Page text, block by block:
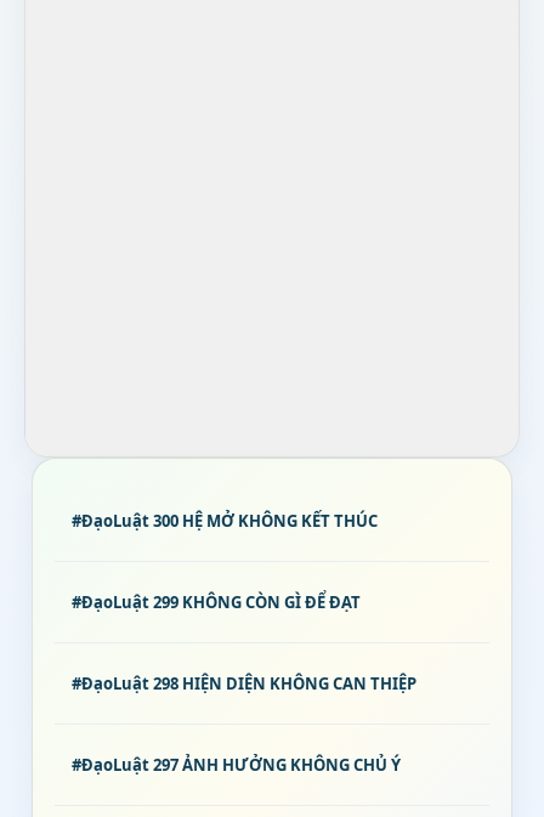
#ĐạoLuật 300 HỆ MỞ KHÔNG KẾT THÚC
#ĐạoLuật 299 KHÔNG CÒN GÌ ĐỂ ĐẠT
#ĐạoLuật 298 HIỆN DIỆN KHÔNG CAN THIỆP
#ĐạoLuật 297 ẢNH HƯỞNG KHÔNG CHỦ Ý